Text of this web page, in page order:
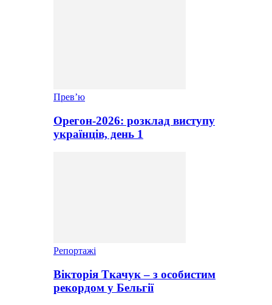
Прев’ю
Орегон-2026: розклад виступу
українців, день 1
Репортажі
Вікторія Ткачук – з особистим
рекордом у Бельгії